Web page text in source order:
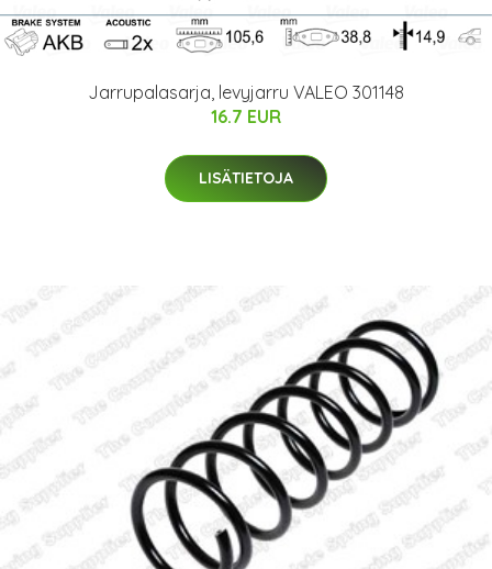
Jarrupalasarja, levyjarru VALEO 301148
16.7 EUR
LISÄTIETOJA